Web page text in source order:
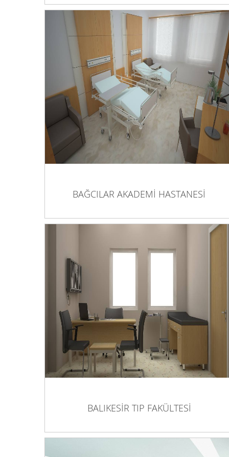
BAĞCILAR AKADEMİ HASTANESİ
BAĞCILAR AKADEMİ HASTANESİ
BALIKESİR TIP FAKÜLTESİ
BALIKESİR TIP FAKÜLTESİ